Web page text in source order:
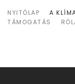
NYITÓLAP A
TÁMOGATÁS